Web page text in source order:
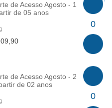
de Acesso Agosto - 1
de 05 anos
0
de Acesso Agosto - 2
de 02 anos
0